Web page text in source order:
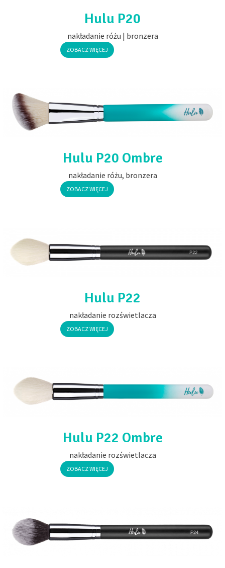
Hulu P20
nakładanie różu | bronzera
ZOBACZ WIĘCEJ
Hulu P20 Ombre
nakładanie różu, bronzera
ZOBACZ WIĘCEJ
Hulu P22
nakładanie rozświetlacza
ZOBACZ WIĘCEJ
Hulu P22 Ombre
nakładanie rozświetlacza
ZOBACZ WIĘCEJ